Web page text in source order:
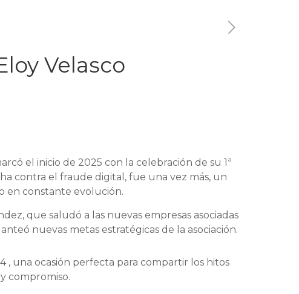
Velasco
el inicio de 2025 con la celebración de su 1ª
contra el fraude digital, fue una vez más, un
en constante evolución.
que saludó a las nuevas empresas asociadas
nuevas metas estratégicas de la asociación.
, una ocasión perfecta para compartir los hitos
compromiso.